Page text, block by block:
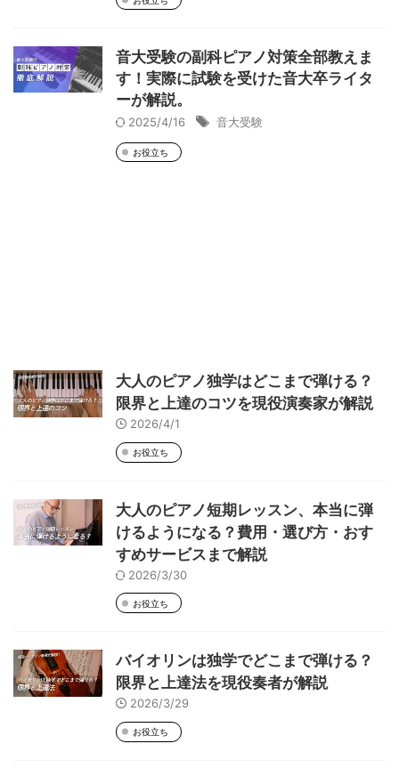
音大受験の副科ピアノ対策全部教えま
す！実際に試験を受けた音大卒ライタ
ーが解説。
2025/4/16 音大受験
お役立ち
大人のピアノ独学はどこまで弾ける？
限界と上達のコツを現役演奏家が解説
2026/4/1
お役立ち
大人のピアノ短期レッスン、本当に弾
けるようになる？費用・選び方・おす
すめサービスまで解説
2026/3/30
お役立ち
バイオリンは独学でどこまで弾ける？
限界と上達法を現役奏者が解説
2026/3/29
お役立ち